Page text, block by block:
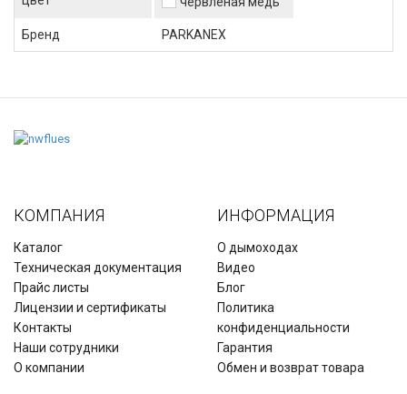
Бренд PARKANEX
КОМПАНИЯ
Каталог
Техническая документация
Прайс листы
Лицензии и сертификаты
Контакты
Наши сотрудники
О компании
ИНФОРМАЦИЯ
О дымоходах
Видео
Блог
Политика
конфиденциальности
Гарантия
Обмен и возврат товара